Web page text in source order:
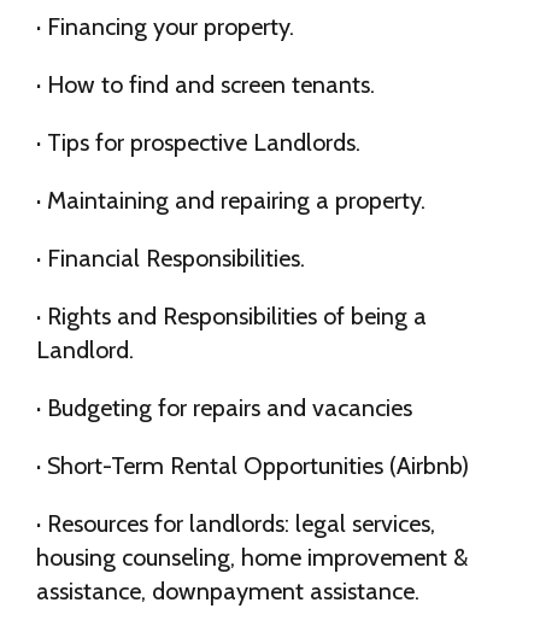
· Financing your property.
· How to find and screen tenants.
· Tips for prospective Landlords.
· Maintaining and repairing a property.
· Financial Responsibilities.
· Rights and Responsibilities of being a
Landlord.
· Budgeting for repairs and vacancies
· Short-Term Rental Opportunities (Airbnb)
· Resources for landlords: legal services,
housing counseling, home improvement &
assistance, downpayment assistance.